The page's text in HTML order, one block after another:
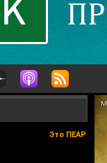
Это ПЕАР